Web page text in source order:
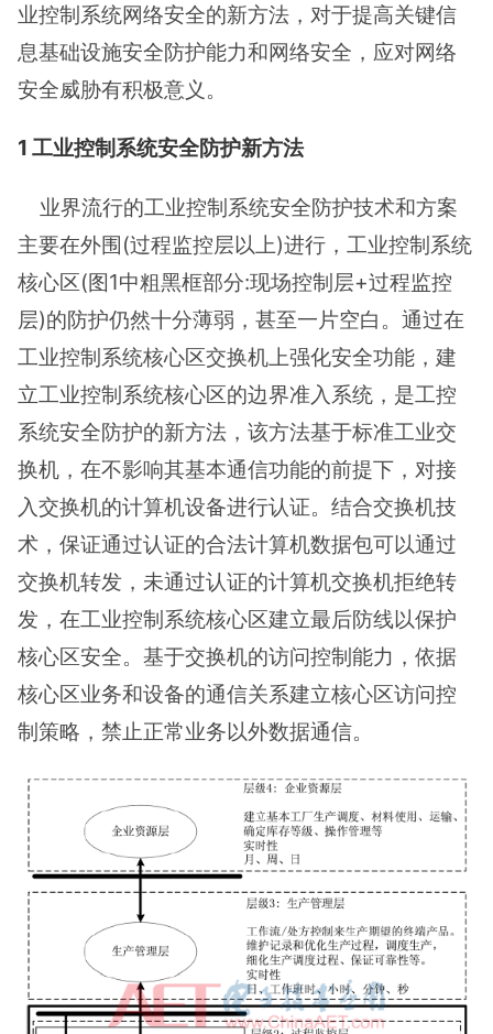
业控制系统网络安全的新方法，对于提高关键信
息基础设施安全防护能力和网络安全，应对网络
安全威胁有积极意义。
1 工业控制系统安全防护新方法
业界流行的工业控制系统安全防护技术和方案
主要在外围(过程监控层以上)进行，工业控制系统
核心区(图1中粗黑框部分:现场控制层+过程监控
层)的防护仍然十分薄弱，甚至一片空白。通过在
工业控制系统核心区交换机上强化安全功能，建
立工业控制系统核心区的边界准入系统，是工控
系统安全防护的新方法，该方法基于标准工业交
换机，在不影响其基本通信功能的前提下，对接
入交换机的计算机设备进行认证。结合交换机技
术，保证通过认证的合法计算机数据包可以通过
交换机转发，未通过认证的计算机交换机拒绝转
发，在工业控制系统核心区建立最后防线以保护
核心区安全。基于交换机的访问控制能力，依据
核心区业务和设备的通信关系建立核心区访问控
制策略，禁止正常业务以外数据通信。